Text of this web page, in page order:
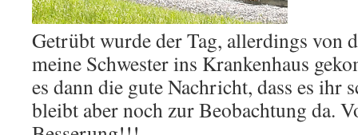
Getrübt wurde der Tag, allerdings von
meine Schwester ins Krankenhaus
es dann die gute Nachricht, dass es ihr
bleibt aber noch zur Beobachtung da.